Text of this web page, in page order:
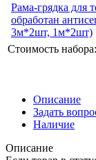
Рама-грядка для
обработан
3м*2шт, 1м*2шт)
Стоимость набора:
Описание
Задать
Наличие
Описание